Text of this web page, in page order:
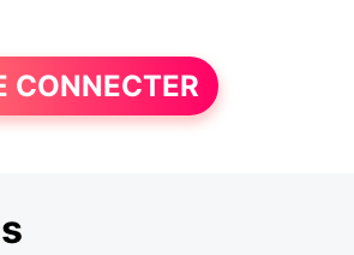
CONNECTER